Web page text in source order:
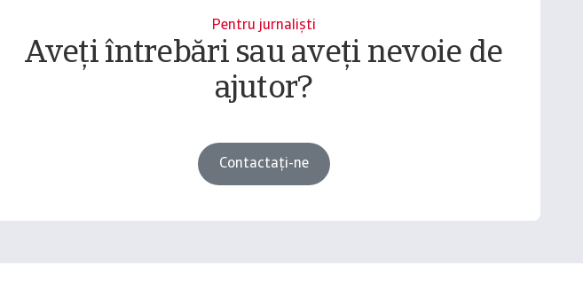
Pentru jurnaliști
Aveți întrebări sau aveți nevoie de
ajutor?
Contactați-ne